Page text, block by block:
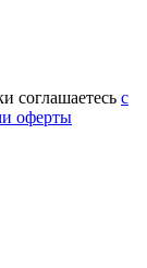
соглашаетесь с
оферты